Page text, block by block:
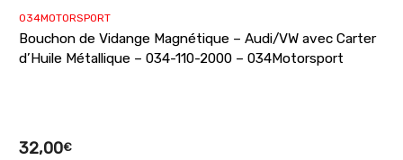
034MOTORSPORT
Bouchon de Vidange Magnétique – Audi/VW avec Carter
d’Huile Métallique – 034-110-2000 – 034Motorsport
32,00€